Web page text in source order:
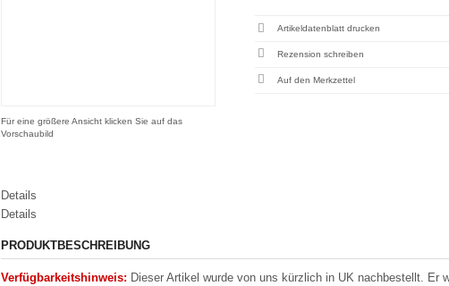
Für eine größere Ansicht klicken Sie auf das
Vorschaubild
Artikeldatenblatt drucken
Rezension schreiben
Details
Details
PRODUKTBESCHREIBUNG
Verfügbarkeitshinweis: Dieser Artikel wurde von uns kürzlich in UK nachbestellt. Er